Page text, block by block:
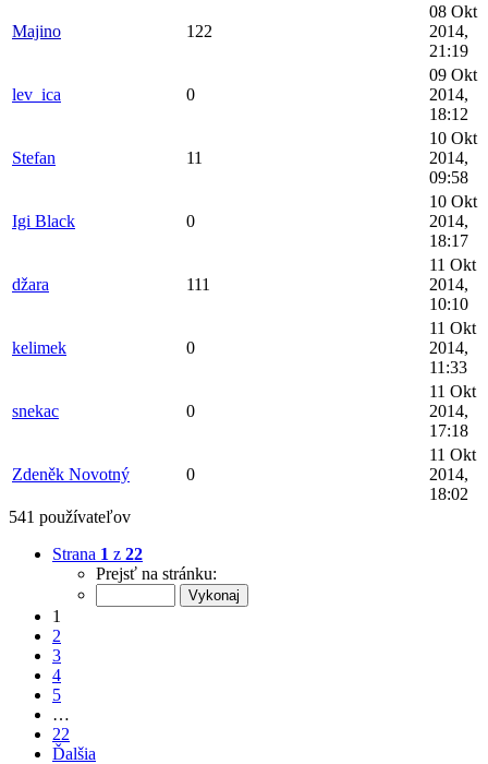
Majino 122
08 Okt
2014,
21:19
lev_ica 0
09 Okt
2014,
18:12
Stefan 11
10 Okt
2014,
09:58
Igi Black 0
10 Okt
2014,
18:17
džara 111
11 Okt
2014,
10:10
kelimek 0
11 Okt
2014,
11:33
snekac 0
11 Okt
2014,
17:18
Zdeněk Novotný 0
11 Okt
2014,
18:02
541 používateľov
Strana 1 z 22
Prejsť na stránku:
1
2
3
4
5
…
22
Ďalšia